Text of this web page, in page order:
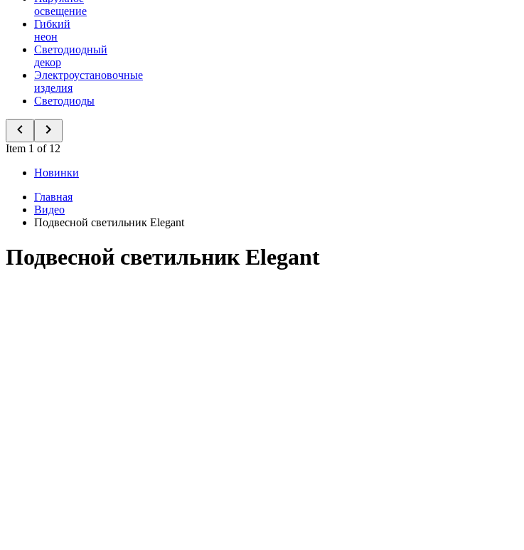
освещение
Гибкий
неон
Светодиодный
декор
Электроустановочные
изделия
Светодиоды
Item 1 of 12
Новинки
Главная
Видео
Подвесной светильник Elegant
Подвесной светильник Elegant